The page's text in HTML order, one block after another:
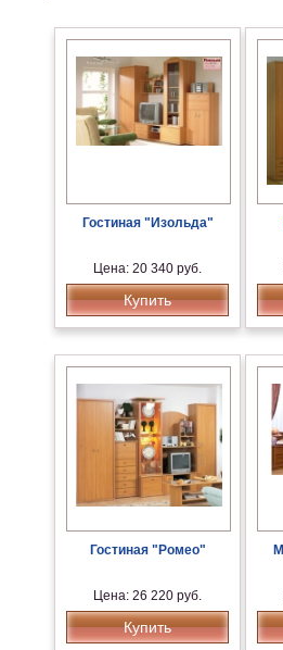
Гостиная "Изольда"
Цена: 20 340 руб.
Купить
Гостиная "Ромео"
Цена: 26 220 руб.
Купить